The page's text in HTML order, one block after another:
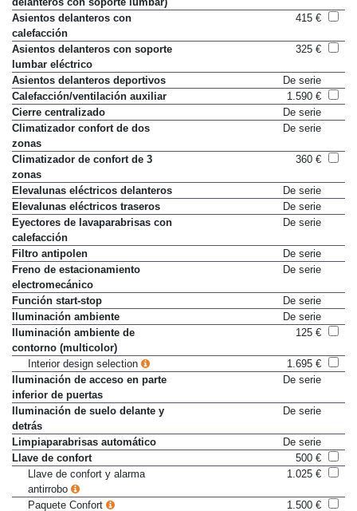
delanteros con soporte lumbar)
Asientos delanteros con
calefacción
Asientos delanteros con soporte
lumbar eléctrico
Asientos delanteros deportivos
De serie
Calefacción/ventilación auxiliar
1.590 €
Cierre centralizado
De serie
Climatizador confort de dos
zonas
Climatizador de confort de 3
zonas
Elevalunas eléctricos delanteros
De serie
Elevalunas eléctricos traseros
De serie
Eyectores de lavaparabrisas con
calefacción
Filtro antipolen
De serie
Freno de estacionamiento
electromecánico
Función start-stop
De serie
Iluminación ambiente
De serie
Iluminación ambiente de
contorno (multicolor)
Interior design selection
1.695 €
Iluminación de acceso en parte
inferior de puertas
Iluminación de suelo delante y
detrás
Limpiaparabrisas automático
De serie
Llave de confort
500 €
Llave de confort y alarma
antirrobo